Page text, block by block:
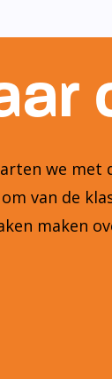
we met
van de
maken